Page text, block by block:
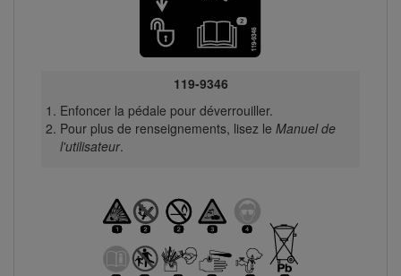
119-9346
Enfoncer la pédale pour déverrouiller.
Pour plus de renseignements, lisez le Manuel de
l'utilisateur.